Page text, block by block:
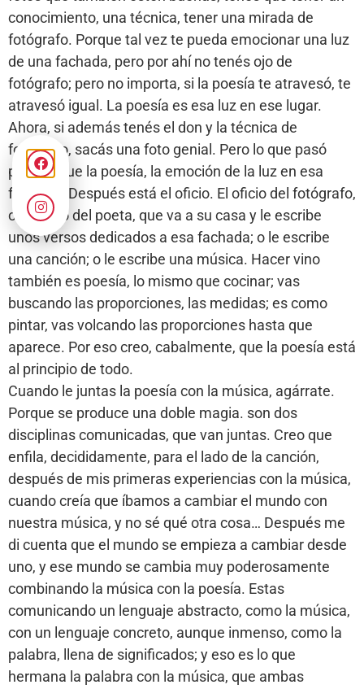
conocimiento, una técnica, tener una mirada de
fotógrafo. Porque tal vez te pueda emocionar una luz
de una fachada, pero por ahí no tenés ojo de
fotógrafo; pero no importa, si la poesía te atravesó, te
atravesó igual. La poesía es esa luz en ese lugar.
Ahora, si además tenés el don y la técnica de
fotógrafo, sacás una foto genial. Pero lo que pasó
primero fue la poesía, la emoción de la luz en esa
fachada. Después está el oficio. El oficio del fotógrafo,
o el oficio del poeta, que va a su casa y le escribe
unos versos dedicados a esa fachada; o le escribe
una canción; o le escribe una música. Hacer vino
también es poesía, lo mismo que cocinar; vas
buscando las proporciones, las medidas; es como
pintar, vas volcando las proporciones hasta que
aparece. Por eso creo, cabalmente, que la poesía está
al principio de todo.
Cuando le juntas la poesía con la música, agárrate.
Porque se produce una doble magia. son dos
disciplinas comunicadas, que van juntas. Creo que
enfila, decididamente, para el lado de la canción,
después de mis primeras experiencias con la música,
cuando creía que íbamos a cambiar el mundo con
nuestra música, y no sé qué otra cosa… Después me
di cuenta que el mundo se empieza a cambiar desde
uno, y ese mundo se cambia muy poderosamente
combinando la música con la poesía. Estas
comunicando un lenguaje abstracto, como la música,
con un lenguaje concreto, aunque inmenso, como la
palabra, llena de significados; y eso es lo que
hermana la palabra con la música, que ambas